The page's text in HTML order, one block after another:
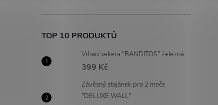
TOP 10 PRODUKTŮ
Vrhací sekera "BANDITOS" železná
399 Kč
Závěsný stojánek pro 2 meče
"DELUXE WALL"